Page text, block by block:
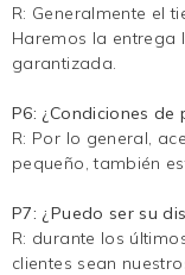
R: Generalmente el
Haremos la entrega
garantizada.
P6: ¿Condiciones de
R: Por lo general,
pequeño, también
P7: ¿Puedo ser su
R: durante los
clientes sean